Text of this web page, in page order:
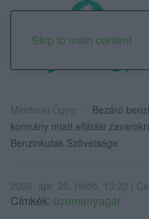
Skip to main content
Mindenki Ügye
Bezáró
kormány miatt ellátási
Benzinkutak Szövetsége
2026. ápr. 20. Hétfő, 13:22 |
Címkék: üzemanyagár